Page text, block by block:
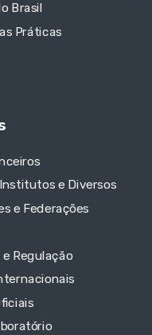
Brasil
Práticas
e Diversos
e Federações
Regulação